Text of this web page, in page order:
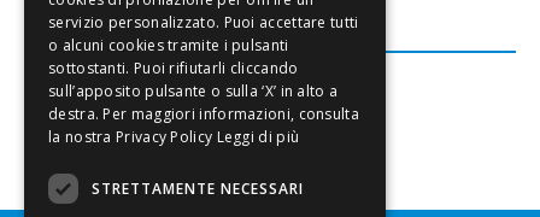
FACEBOOK
Leggi di più
STRETTAMENTE NECESSARI